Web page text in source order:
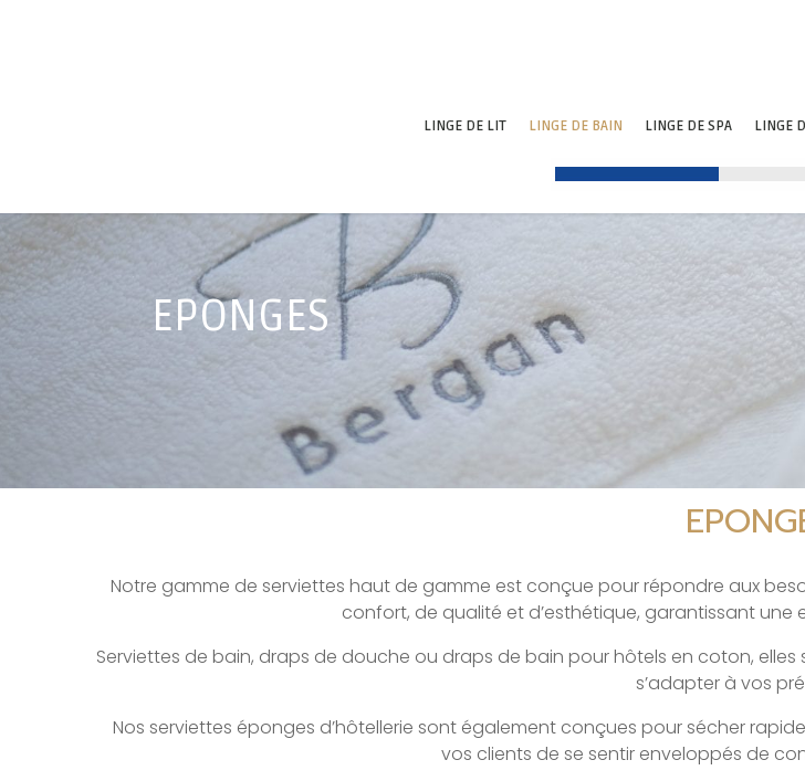
LINGE DE LIT LINGE DE BAIN LINGE DE SPA LINGE
EPONGES
Notre gamme de serviettes haut de gamme est conçue pour répondre aux
confort, de qualité et d’esthétique, garantissant une
Serviettes de bain, draps de douche ou draps de bain pour hôtels en coton,
s’adapter à vos
Nos serviettes éponges d’hôtellerie sont également conçues pour sécher
vos clients de se sentir enveloppés de